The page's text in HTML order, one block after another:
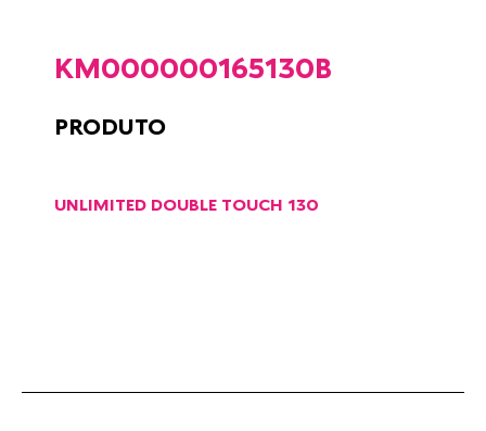
KM000000165130B
PRODUTO
UNLIMITED DOUBLE TOUCH 130